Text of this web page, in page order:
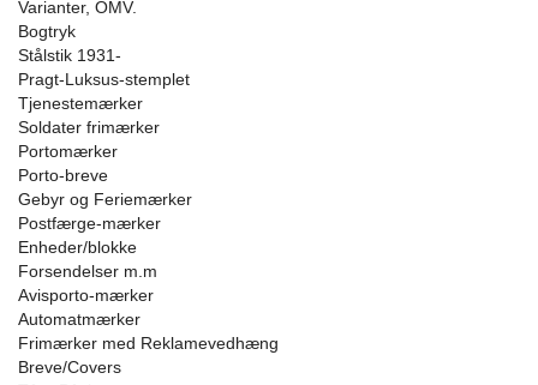
Varianter, OMV.
Bogtryk
Stålstik 1931-
Pragt-Luksus-stemplet
Tjenestemærker
Soldater frimærker
Portomærker
Porto-breve
Gebyr og Feriemærker
Postfærge-mærker
Enheder/blokke
Forsendelser m.m
Avisporto-mærker
Automatmærker
Frimærker med Reklamevedhæng
Breve/Covers